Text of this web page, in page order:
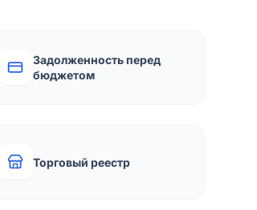
Задолженность перед
бюджетом
Торговый реестр